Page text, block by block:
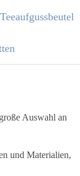
Auswahl an
und Materialien,